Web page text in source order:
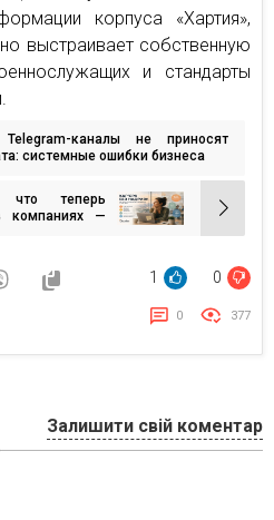
корпуса «Хартия»,
выстраивает собственную
и стандарты
каналы не приносят
системные ошибки бизнеса
что теперь
компаниях —
1 0
0 377
Залишити свій коментар